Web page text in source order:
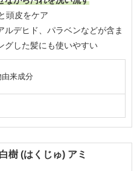
頭皮をケア
デヒド、パラベンなどが含ま
グした髪にも使いやすい
来成分
樹 (はくじゅ) アミ